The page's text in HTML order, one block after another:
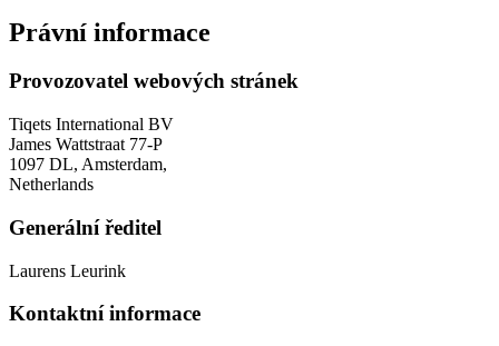
Právní informace
Provozovatel webových stránek
Tiqets International BV
James Wattstraat 77-P
1097 DL, Amsterdam,
Netherlands
Generální ředitel
Laurens Leurink
Kontaktní informace